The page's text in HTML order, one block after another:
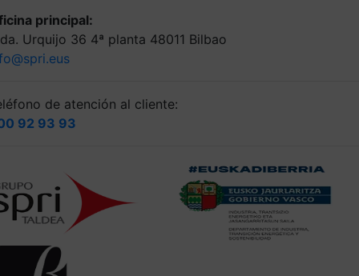
principal:
Urquijo 36 4ª planta 48011 Bilbao
de atención al cliente:
92 93 93